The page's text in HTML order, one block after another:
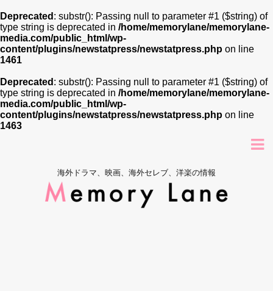
Deprecated : substr(): Passing null to parameter #1 ($string) of
type string is deprecated in /home/memorylane/memorylane-
media.com/public_html/wp-
content/plugins/newstatpress/newstatpress.php on line
1461
Deprecated : substr(): Passing null to parameter #1 ($string) of
type string is deprecated in /home/memorylane/memorylane-
media.com/public_html/wp-
content/plugins/newstatpress/newstatpress.php on line
1463
海外ドラマ、映画、海外セレブ、洋楽の情報